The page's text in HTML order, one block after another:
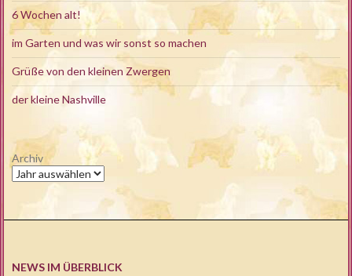
6 Wochen alt!
im Garten und was wir sonst so machen
Grüße von den kleinen Zwergen
der kleine Nashville
Archiv
NEWS IM ÜBERBLICK